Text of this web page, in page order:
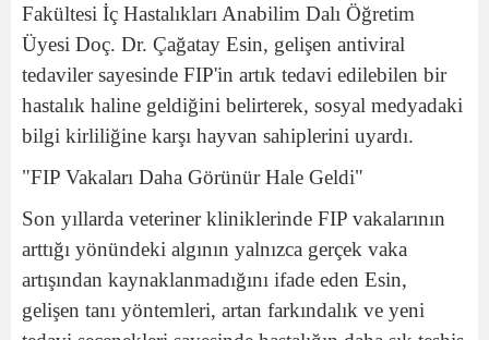
Fakültesi İç Hastalıkları Anabilim Dalı Öğretim
Üyesi Doç. Dr. Çağatay Esin, gelişen antiviral
tedaviler sayesinde FIP'in artık tedavi edilebilen bir
hastalık haline geldiğini belirterek, sosyal medyadaki
bilgi kirliliğine karşı hayvan sahiplerini uyardı.
"FIP Vakaları Daha Görünür Hale Geldi"
Son yıllarda veteriner kliniklerinde FIP vakalarının
arttığı yönündeki algının yalnızca gerçek vaka
artışından kaynaklanmadığını ifade eden Esin,
gelişen tanı yöntemleri, artan farkındalık ve yeni